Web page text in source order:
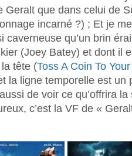
Geralt que dans celui de
incarné ?) ; Et je
caverneuse qu’un brin
(Joey Batey) et dont il
tête (Toss A Coin To
la ligne temporelle est un
de voir ce qu’offrira
c’est la VF de «